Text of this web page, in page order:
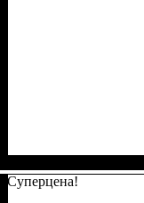
Суперцена!